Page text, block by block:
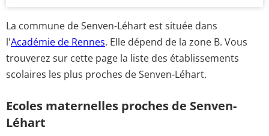
La commune de Senven-Léhart est située dans
l'Académie de Rennes. Elle dépend de la zone B. Vous
trouverez sur cette page la liste des établissements
scolaires les plus proches de Senven-Léhart.
Ecoles maternelles proches de Senven-
Léhart